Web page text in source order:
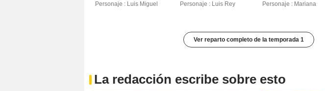
Personaje : Luis Miguel Personaje : Luis Rey Personaje : Mariana
Ver reparto completo de la temporada 1
La redacción escribe sobre esto